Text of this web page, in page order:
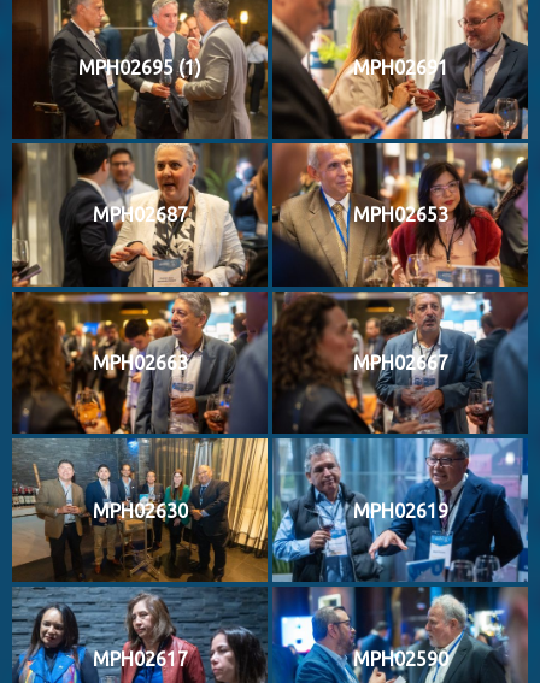
MPH02695 (1) MPH02691
MPH02687 MPH02653
MPH02663 MPH02667
MPH02630 MPH02619
MPH02617 MPH02590